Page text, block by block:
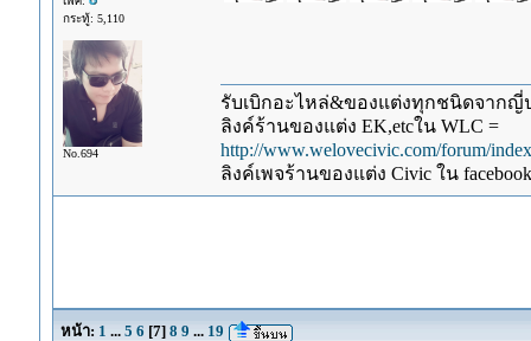
กระทู้: 5,110
No.694
รับเบิกอะไหล่&ของแต่งทุกชนิดจากญี่
ลิงค์ร้านของแต่ง EK,etcใน WLC =
http://www.welovecivic.com/forum/
ลิงค์เพจร้านของแต่ง Civic ใน
หน้า: 1 ... 5 6 [7] 8 9 ... 19